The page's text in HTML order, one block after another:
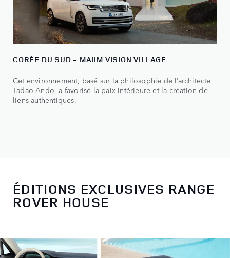
CORÉE DU SUD - MAIIM VISION VILLAGE
Cet environnement, basé sur la philosophie de l’architecte
Tadao Ando, a favorisé la paix intérieure et la création de
liens authentiques.
ÉDITIONS EXCLUSIVES RANGE
ROVER HOUSE